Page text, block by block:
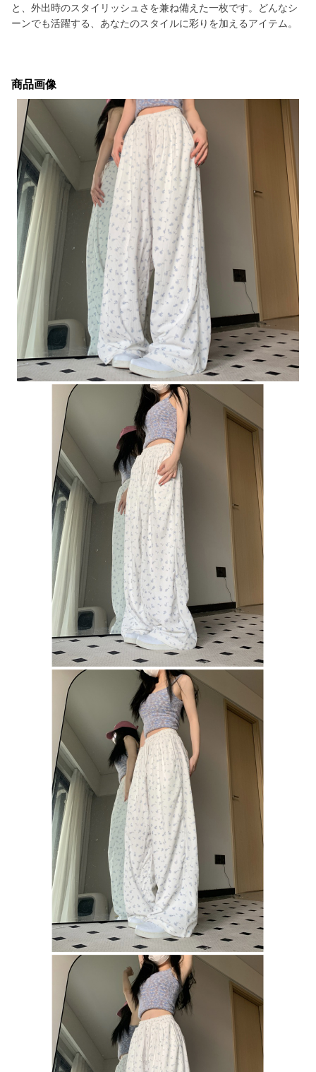
と、外出時のスタイリッシュさを兼ね備えた一枚です。どんなシ
ーンでも活躍する、あなたのスタイルに彩りを加えるアイテム。
商品画像